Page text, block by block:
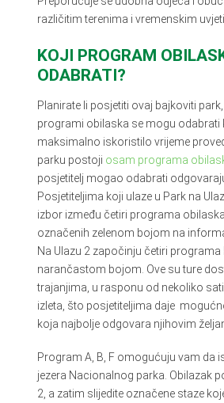
različitim terenima i vremenskim
KOJI PROGRAM
ODABRATI?
Planirate li posjetiti ovaj bajkoviti
programi obilaska se mogu odabrati
maksimalno iskoristilo vrijeme
parku postoji osam programa
posjetitelj mogao odabrati
Posjetiteljima koji ulaze u Park na
izbor između četiri programa obilaska
označenih zelenom bojom na
Na Ulazu 2 započinju četiri
narančastom bojom. Ove su ture
trajanjima, u rasponu od nekoliko
izleta, što posjetiteljima daje
koja najbolje odgovara njihovim
Program A, B, F omogućuju vam da
jezera Nacionalnog parka. Obilazak
2, a zatim slijedite označene staze